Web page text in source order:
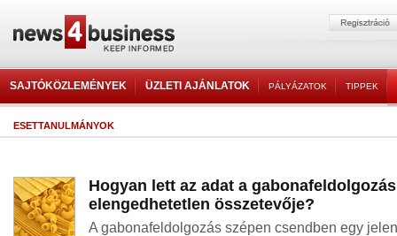
SAJTÓKÖZLEMÉNYEK ÜZLETI AJÁNLATOK PÁLYÁZATOK TIPPEK
ESETTANULMÁNYOK
Hogyan lett az adat a
elengedhetetlen összetevője?
A gabonafeldolgozás szépen csendben egy